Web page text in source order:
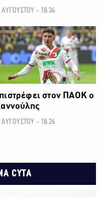
ΑΥΓΟΥΣΤΟΥ - 18:34
ΠΟΔΟΣΦΑΙΡΟ
στον ΠΑΟΚ ο
ΑΥΓΟΥΣΤΟΥ - 18:26
CYTA